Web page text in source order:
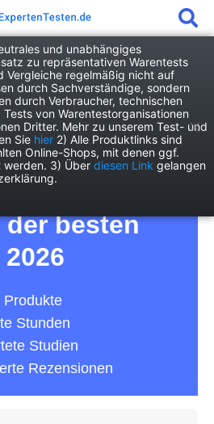
Haushaltsgeräte Badlüfter
– für
im
–
der besten
Produkte
Stunden
Studien
Rezensionen
und unabhängiges
zu repräsentativen Warentests
Vergleiche regelmäßig nicht auf
durch Sachverständige, sondern
durch Verbraucher, technischen
von Warentestorganisationen
Dritter. Mehr zu unserem Test- und
Sie hier 2) Alle Produktlinks sind
Online-Shops, mit denen ggf.
werden. 3) Über diesen Link gelangen